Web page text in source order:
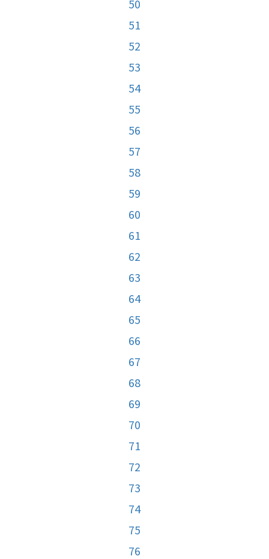
50
51
52
53
54
55
56
57
58
59
60
61
62
63
64
65
66
67
68
69
70
71
72
73
74
75
76